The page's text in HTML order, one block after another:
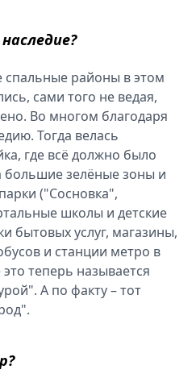
спальные районы в этом
сами того не ведая,
Во многом благодаря
Тогда велась
где всё должно было
большие зелёные зоны и
("Сосновка",
школы и детские
бытовых услуг, магазины,
и станции метро в
теперь называется
А по факту – тот